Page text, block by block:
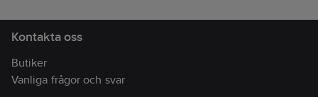
Kontakta oss
Butiker
Vanliga frågor och svar